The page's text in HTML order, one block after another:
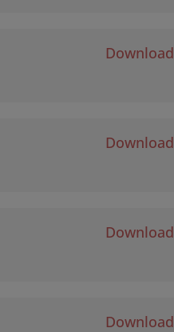
Download
Download
Download
Download